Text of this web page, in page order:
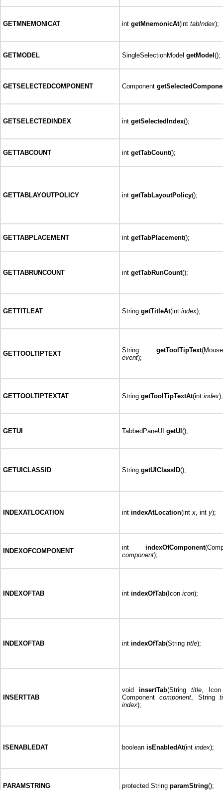
GETMNEMONICAT int getMnemonicAt(int tabIndex);
GETMODEL SingleSelectionModel getModel ();
GETSELECTEDCOMPONENT Component
GETSELECTEDINDEX int getSelectedIndex();
GETTABCOUNT int getTabCount();
GETTABLAYOUTPOLICY int getTabLayoutPolicy();
GETTABPLACEMENT int getTabPlacement();
GETTABRUNCOUNT int getTabRunCount();
GETTITLEAT String getTitleAt(int index);
GETTOOLTIPTEXT String getToolTipText
event);
GETTOOLTIPTEXTAT String getToolTipTextAt(int index);
GETUI TabbedPaneUI getUI ();
GETUICLASSID String getUIClassID();
INDEXATLOCATION int indexAtLocation(intx, int y);
INDEXOFCOMPONENT int indexOfComponent
component);
INDEXOFTAB int indexOfTab(Icon icon);
INDEXOFTAB int indexOfTab(String title);
INSERTTAB
void insertTab(String title,
Componentcomponent, String
index);
ISENABLEDAT boolean isEnabledAt(int index);
PARAMSTRING protected String paramString();